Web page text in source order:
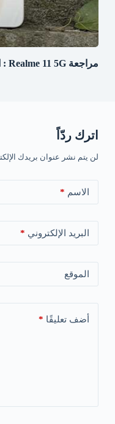
مراجعة Realme 11 5G : الأفضل في فئته السعرية
اترك ردّاً
لن يتم نشر عنوان بريدك
الاسم *
البريد الإلكتروني *
الموقع
أضف تعليقًا *